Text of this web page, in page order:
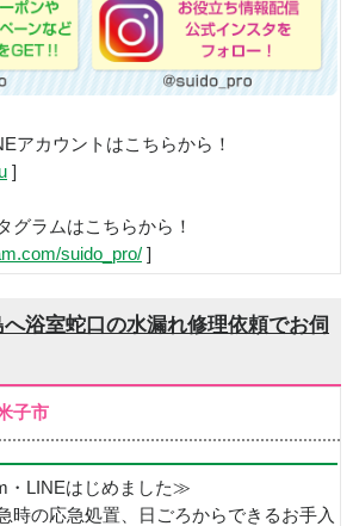
アカウントはこちらから！
]
ラムはこちらから！
suido_pro/ ]
浴室蛇口の水漏れ修理依頼でお伺
子市
・LINEはじめました≫
時の応急処置、日ごろからできるお手入